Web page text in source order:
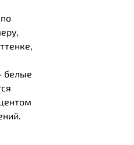
белые